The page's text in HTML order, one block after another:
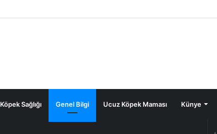
ve Cevaplar
Köpek Sağlığı Genel Bilgi Ucuz Köpek Maması Künye